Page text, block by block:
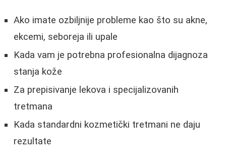
Ako imate ozbiljnije probleme kao što su akne,
ekcemi, seboreja ili upale
Kada vam je potrebna profesionalna dijagnoza
stanja kože
Za prepisivanje lekova i specijalizovanih
tretmana
Kada standardni kozmetički tretmani ne daju
rezultate